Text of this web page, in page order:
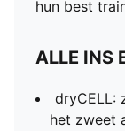
hun best
ALLE INS
dryCELL:
het zweet